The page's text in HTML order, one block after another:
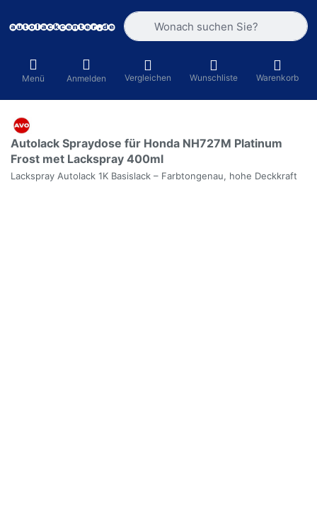
Geben Sie einen Suchbegriff ein.
Menü Anmelden Vergleichen Wunschliste Warenkorb
Autolack Spraydose für Honda NH727M Platinum
Frost met Lackspray 400ml
Lackspray Autolack 1K Basislack – Farbtongenau, hohe Deckkraft